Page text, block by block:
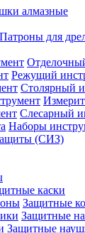
алмазные
Патроны для
Режущий
Столярный
Слесарный
Наборы
(СИЗ)
каски
Защитные
Защитные
Защитные